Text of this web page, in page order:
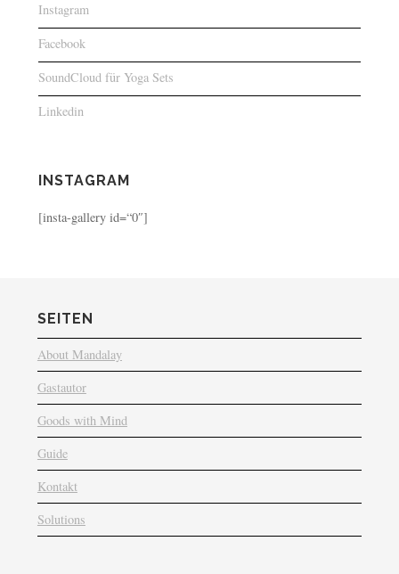
Instagram
Facebook
SoundCloud für Yoga Sets
Linkedin
INSTAGRAM
[insta-gallery id=“0″]
SEITEN
About Mandalay
Gastautor
Goods with Mind
Guide
Kontakt
Solutions